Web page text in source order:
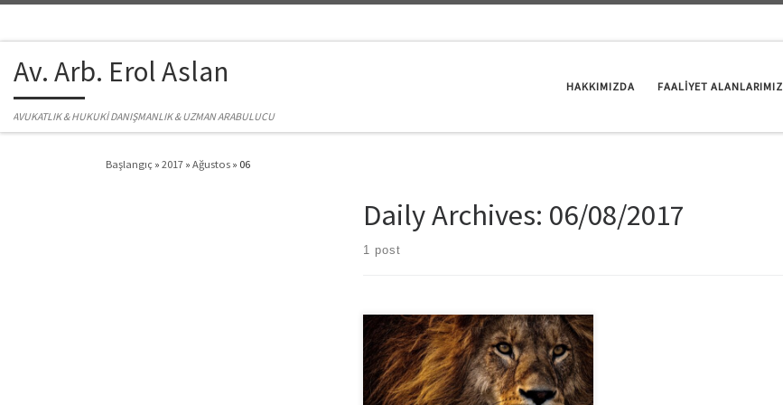
Av. Arb. Erol Aslan
AVUKATLIK & HUKUKİ DANIŞMANLIK & UZMAN ARABULUCU
HAKKIMIZDA FAALİYET ALANLARIMIZ
Başlangıç » 2017 » Ağustos » 06
Daily Archives: 06/08/2017
1 post
Günümüzde bizi çevremize daha farklı
bakmaya, farklı değerlendirmeye
yönlendiren birçok şey yaşanmaktadır.
Değişimden korkmak, kendi önüne